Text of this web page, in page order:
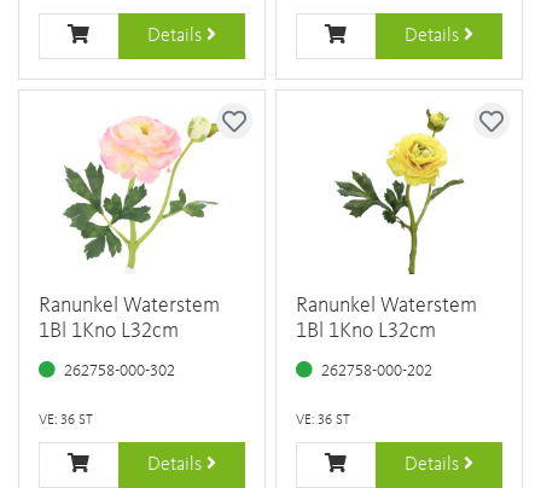
Details Details
Ranunkel Waterstem
1Bl 1Kno L32cm
262758-000-302
VE: 36 ST
Details
Ranunkel Waterstem
1Bl 1Kno L32cm
262758-000-202
VE: 36 ST
Details